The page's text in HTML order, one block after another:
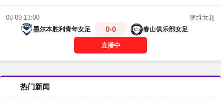
08-09 13:00
澳维女超
墨尔本胜利青年女足
0-0 春山俱乐部女足
直播中
热门新闻